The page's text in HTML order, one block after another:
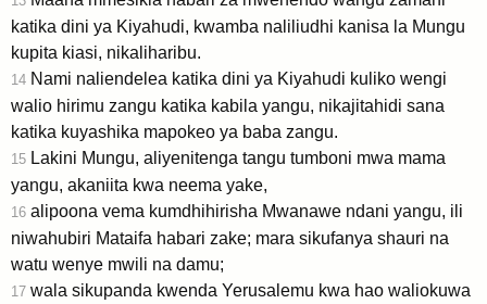
katika dini ya Kiyahudi, kwamba naliliudhi kanisa la Mungu
kupita kiasi, nikaliharibu.
14 Nami naliendelea katika dini ya Kiyahudi kuliko wengi
walio hirimu zangu katika kabila yangu, nikajitahidi sana
katika kuyashika mapokeo ya baba zangu.
15 Lakini Mungu, aliyenitenga tangu tumboni mwa mama
yangu, akaniita kwa neema yake,
16 alipoona vema kumdhihirisha Mwanawe ndani yangu, ili
niwahubiri Mataifa habari zake; mara sikufanya shauri na
watu wenye mwili na damu;
17 wala sikupanda kwenda Yerusalemu kwa hao waliokuwa